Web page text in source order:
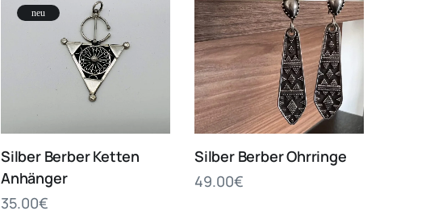
neu
Silber Berber Ketten
Anhänger
35.00€
Silber Berber Ohrringe
49.00€